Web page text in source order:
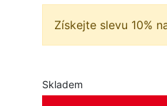
Získejte slevu 10%
Skladem